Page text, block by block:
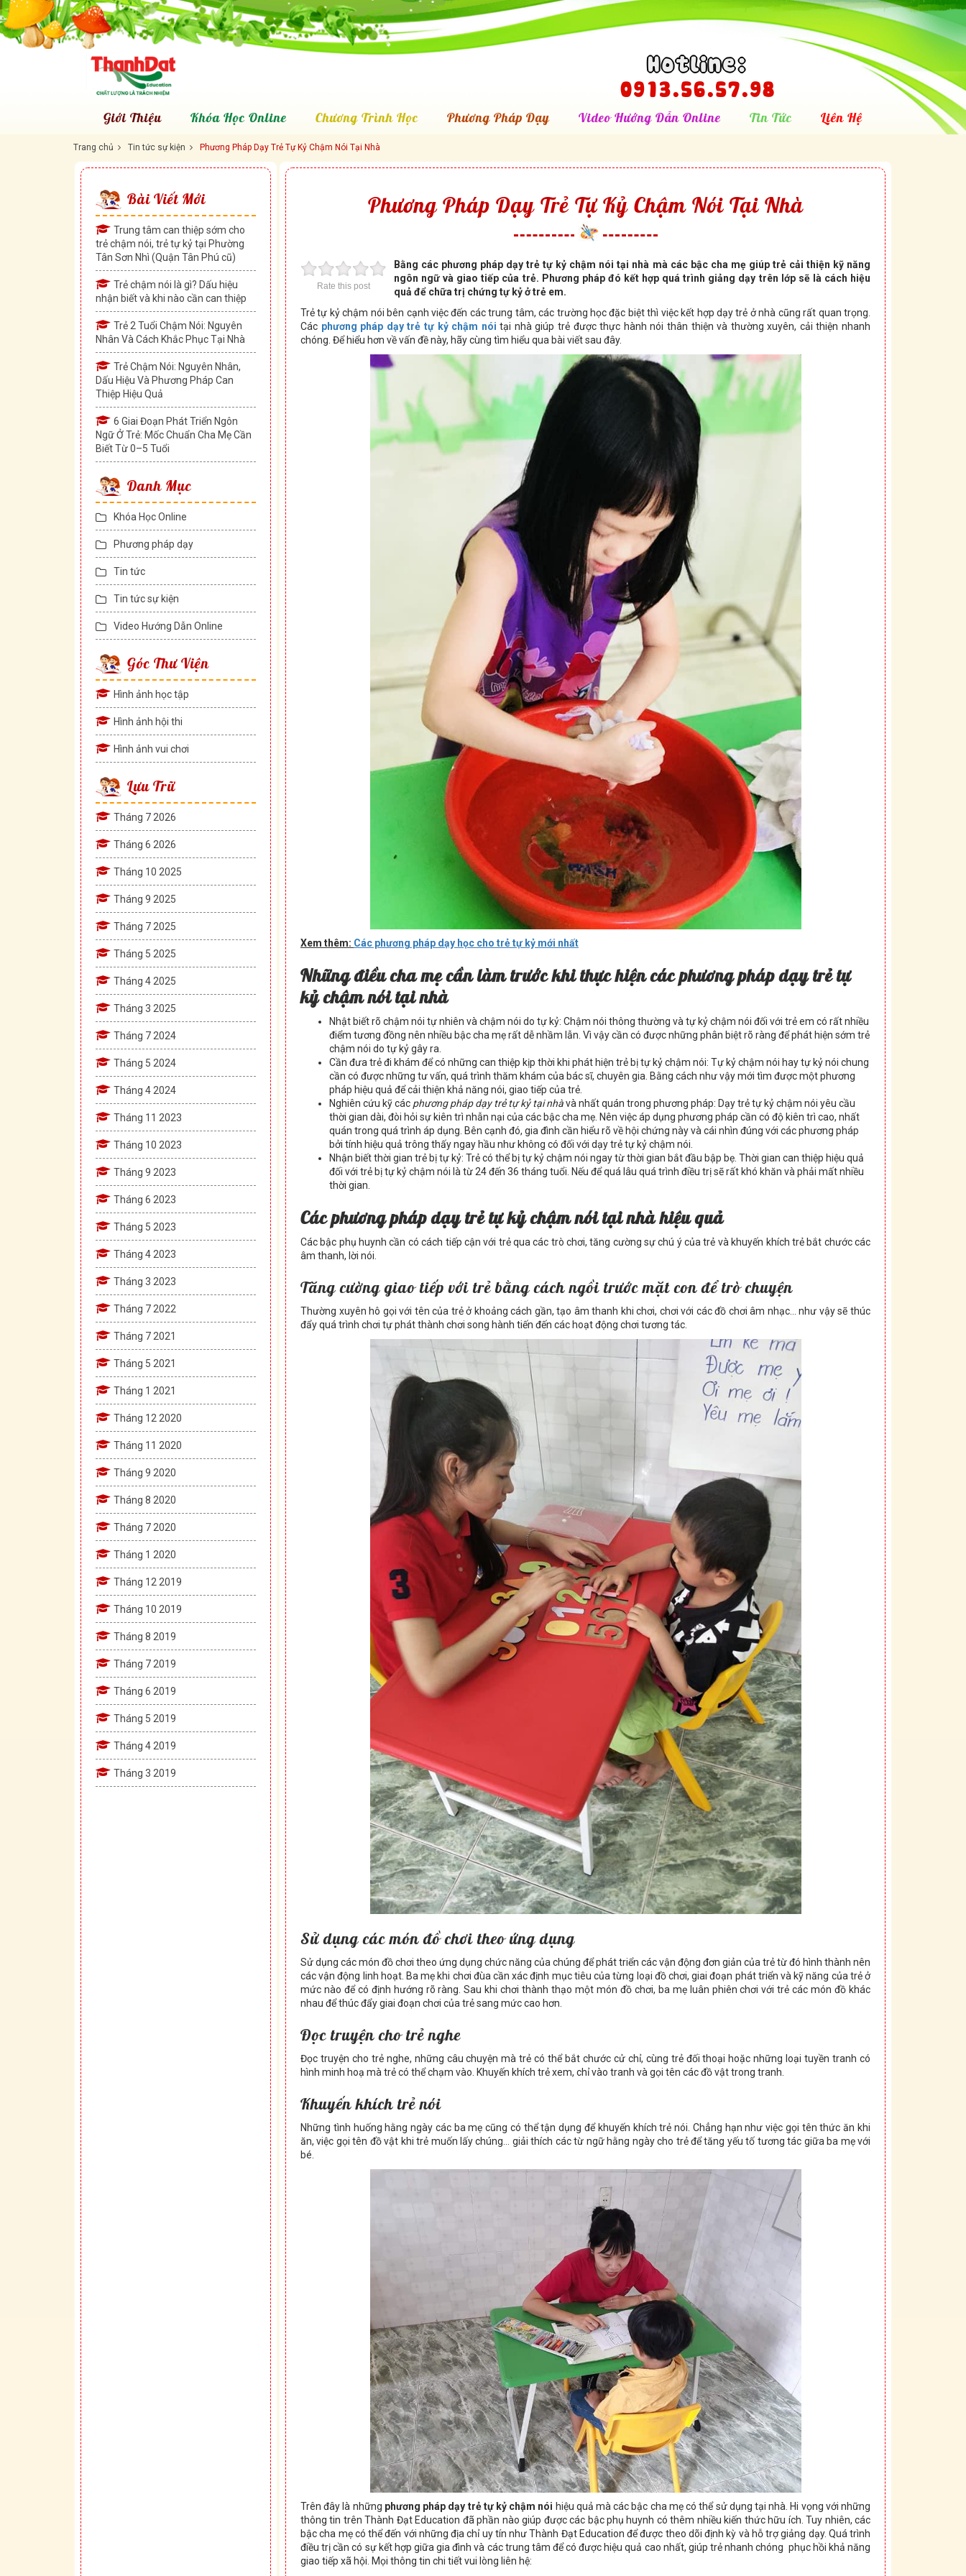
Hotline:
0913.56.57.98
Giới Thiệu Khóa Học Online Chương Trình Học Phương Pháp Dạy Video Hướng Dẫn Online Tin Tức Liên Hệ
Trang chủ Tin tức sự kiện Phương Pháp Dạy Trẻ Tự Kỷ Chậm Nói Tại Nhà
Bài Viết Mới
Trung tâm can thiệp sớm cho
trẻ chậm nói, trẻ tự kỷ tại Phường
Tân Sơn Nhì (Quận Tân Phú cũ)
Trẻ chậm nói là gì? Dấu hiệu
nhận biết và khi nào cần can thiệp
Trẻ 2 Tuổi Chậm Nói: Nguyên
Nhân Và Cách Khắc Phục Tại Nhà
Trẻ Chậm Nói: Nguyên Nhân,
Dấu Hiệu Và Phương Pháp Can
Thiệp Hiệu Quả
6 Giai Đoạn Phát Triển Ngôn
Ngữ Ở Trẻ: Mốc Chuẩn Cha Mẹ Cần
Biết Từ 0–5 Tuổi
Danh Mục
Khóa Học Online
Phương pháp dạy
Tin tức
Tin tức sự kiện
Video Hướng Dẫn Online
Góc Thư Viện
Hình ảnh học tập
Hình ảnh hội thi
Hình ảnh vui chơi
Lưu Trữ
Tháng 7 2026
Tháng 6 2026
Tháng 10 2025
Tháng 9 2025
Tháng 7 2025
Tháng 5 2025
Tháng 4 2025
Tháng 3 2025
Tháng 7 2024
Tháng 5 2024
Tháng 4 2024
Tháng 11 2023
Tháng 10 2023
Tháng 9 2023
Tháng 6 2023
Tháng 5 2023
Tháng 4 2023
Tháng 3 2023
Tháng 7 2022
Tháng 7 2021
Tháng 5 2021
Tháng 1 2021
Tháng 12 2020
Tháng 11 2020
Tháng 9 2020
Tháng 8 2020
Tháng 7 2020
Tháng 1 2020
Tháng 12 2019
Tháng 10 2019
Tháng 8 2019
Tháng 7 2019
Tháng 6 2019
Tháng 5 2019
Tháng 4 2019
Tháng 3 2019
Phương Pháp Dạy Trẻ Tự Kỷ Chậm Nói Tại Nhà
Rate this post
Bằng các phương pháp dạy trẻ tự kỷ chậm nói tại nhà mà các bậc cha mẹ giúp trẻ cải thiện kỹ năng
ngôn ngữ và giao tiếp của trẻ. Phương pháp đó kết hợp quá trình giảng dạy trên lớp sẽ là cách hiệu
quả để chữa trị chứng tự kỷ ở trẻ em.
Trẻ tự kỷ chậm nói bên cạnh việc đến các trung tâm, các trường học đặc biệt thì việc kết hợp dạy trẻ ở nhà cũng rất quan trọng.
Các phương pháp dạy trẻ tự kỷ chậm nói tại nhà giúp trẻ được thực hành nói thân thiện và thường xuyên, cải thiện nhanh
chóng. Để hiểu hơn về vấn đề này, hãy cùng tìm hiểu qua bài viết sau đây.
Xem thêm: Các phương pháp dạy học cho trẻ tự kỷ mới nhất
Những điều cha mẹ cần làm trước khi thực hiện các phương pháp dạy trẻ tự
kỷ chậm nói tại nhà
Nhật biết rõ chậm nói tự nhiên và chậm nói do tự kỷ: Chậm nói thông thường và tự kỷ chậm nói đối với trẻ em có rất nhiều
điểm tương đồng nên nhiều bậc cha mẹ rất dễ nhầm lẫn. Vì vậy cần có được những phân biệt rõ ràng để phát hiện sớm trẻ
chậm nói do tự kỷ gây ra.
Cần đưa trẻ đi khám để có những can thiệp kịp thời khi phát hiện trẻ bị tự kỷ chậm nói: Tự kỷ chậm nói hay tự kỷ nói chung
cần có được những tư vấn, quá trình thăm khám của bác sĩ, chuyên gia. Bằng cách như vậy mới tìm được một phương
pháp hiệu quả để cải thiện khả năng nói, giao tiếp của trẻ.
Nghiên cứu kỹ các phương pháp dạy trẻ tự kỷ tại nhàvà nhất quán trong phương pháp: Dạy trẻ tự kỷ chậm nói yêu cầu
thời gian dài, đòi hỏi sự kiên trì nhẫn nại của các bậc cha mẹ. Nên việc áp dụng phương pháp cần có độ kiên trì cao, nhất
quán trong quá trình áp dụng. Bên cạnh đó, gia đình cần hiểu rõ về hội chứng này và cái nhìn đúng với các phương pháp
bởi tính hiệu quả trông thấy ngay hầu như không có đối với dạy trẻ tự kỷ chậm nói.
Nhận biết thời gian trẻ bị tự kỷ: Trẻ có thể bị tự kỷ chậm nói ngay từ thời gian bắt đầu bập bẹ. Thời gian can thiệp hiệu quả
đối với trẻ bị tự kỷ chậm nói là từ 24 đến 36 tháng tuổi. Nếu để quá lâu quá trình điều trị sẽ rất khó khăn và phải mất nhiều
thời gian.
Các phương pháp dạy trẻ tự kỷ chậm nói tại nhà hiệu quả
Các bậc phụ huynh cần có cách tiếp cận với trẻ qua các trò chơi, tăng cường sự chú ý của trẻ và khuyến khích trẻ bắt chước các
âm thanh, lời nói.
Tăng cường giao tiếp với trẻ bằng cách ngồi trước mặt con để trò chuyện
Thường xuyên hô gọi với tên của trẻ ở khoảng cách gần, tạo âm thanh khi chơi, chơi với các đồ chơi âm nhạc… như vậy sẽ thúc
đẩy quá trình chơi tự phát thành chơi song hành tiến đến các hoạt động chơi tương tác.
Sử dụng các món đồ chơi theo ứng dụng
Sử dụng các món đồ chơi theo ứng dụng chức năng của chúng để phát triển các vận động đơn giản của trẻ từ đó hình thành nên
các vận động linh hoạt. Ba mẹ khi chơi đùa cần xác định mục tiêu của từng loại đồ chơi, giai đoạn phát triển và kỹ năng của trẻ ở
mức nào để có định hướng rõ ràng. Sau khi chơi thành thạo một món đồ chơi, ba mẹ luân phiên chơi với trẻ các món đồ khác
nhau để thúc đẩy giai đoạn chơi của trẻ sang mức cao hơn.
Đọc truyện cho trẻ nghe
Đọc truyện cho trẻ nghe, những câu chuyện mà trẻ có thể bắt chước cử chỉ, cùng trẻ đối thoại hoặc những loại tuyền tranh có
hình minh hoạ mà trẻ có thể chạm vào. Khuyến khích trẻ xem, chỉ vào tranh và gọi tên các đồ vật trong tranh.
Khuyến khích trẻ nói
Những tình huống hằng ngày các ba mẹ cũng có thể tận dụng để khuyến khích trẻ nói. Chẳng hạn như việc gọi tên thức ăn khi
ăn, việc gọi tên đồ vật khi trẻ muốn lấy chúng… giải thích các từ ngữ hằng ngày cho trẻ để tăng yếu tố tương tác giữa ba mẹ với
bé.
Trên đây là những phương pháp dạy trẻ tự kỷ chậm nói hiệu quả mà các bậc cha mẹ có thể sử dụng tại nhà. Hi vọng với những
thông tin trên Thành Đạt Education đã phần nào giúp được các bậc phụ huynh có thêm nhiều kiến thức hữu ích. Tuy nhiên, các
bậc cha mẹ có thể đến với những địa chỉ uy tín như Thành Đạt Education để được theo dõi định kỳ và hỗ trợ giảng dạy. Quá trình
điều trị cần có sự kết hợp giữa gia đình và các trung tâm để có được hiệu quả cao nhất, giúp trẻ nhanh chóng phục hồi khả năng
giao tiếp xã hội. Mọi thông tin chi tiết vui lòng liên hệ: